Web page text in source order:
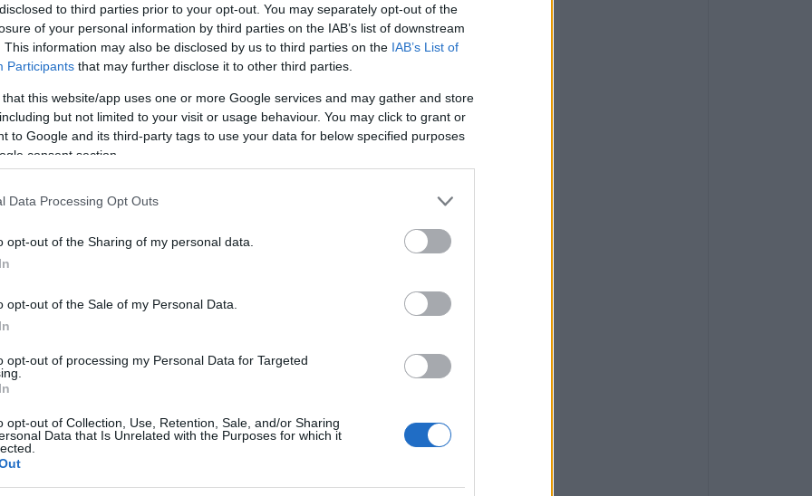
to third parties prior to your opt-out. You may separately opt-out of the
of your personal information by third parties on the IAB’s list of downstream
This information may also be disclosed by us to third parties on the IAB’s List of
Participants that may further disclose it to other third parties.
that this website/app uses one or more Google services and may gather and store
but not limited to your visit or usage behaviour. You may click to grant or
to Google and its third-party tags to use your data for below specified purposes
consent section.
Data Processing Opt Outs
opt-out of the Sharing of my personal data.
opt-out of the Sale of my Personal Data.
opt-out of processing my Personal Data for Targeted
opt-out of Collection, Use, Retention, Sale, and/or Sharing
Data that Is Unrelated with the Purposes for which it
Δαμοκλής ήλθε στο κύπελλο του ξίφους ασκήσεως,
Αθήνας (ΟΑΚΑ), στην κατηγορία των κοριτσιών
Αλέσια Μαλντσίνα, ήλθε 1ηκαι πήρε το Χρυσό
αλλά και τον σύλλογο, που υπό τις
και να δημιουργεί ποιοτικούς αθλητές-τριες με
μας Alesia Maldchyna στο κύπελλο του
εμφάνιση και συγκίνησε μικρούς και μεγάλους
στηρίζουμε, να είναι χαρούμενα και να
Πανελλήνιο κύπελλο ξίφους ασκήσεων,
και Νέων ανδρών, Νέων Γυναικών στο κλειστό
έχει αναλάβει ο Κ.Α.Σ. Δαμοκλής με την
αθλητικό γεγονός που έρχεται να